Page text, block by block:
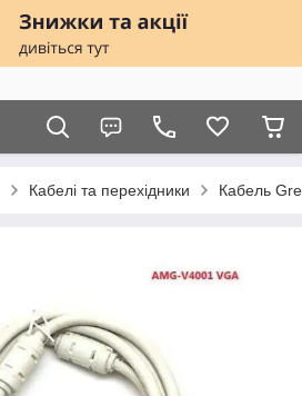
Кабелі та перехідники Кабель